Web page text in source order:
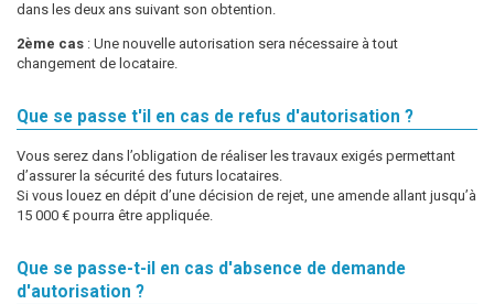
dans les deux ans suivant son obtention.
2ème cas : Une nouvelle autorisation sera nécessaire à tout
changement de locataire.
Que se passe t'il en cas de refus d'autorisation ?
Vous serez dans l’obligation de réaliser les travaux exigés permettant
d’assurer la sécurité des futurs locataires.
Si vous louez en dépit d’une décision de rejet, une amende allant jusqu’à
15 000 € pourra être appliquée.
Que se passe-t-il en cas d'absence de demande
d'autorisation ?